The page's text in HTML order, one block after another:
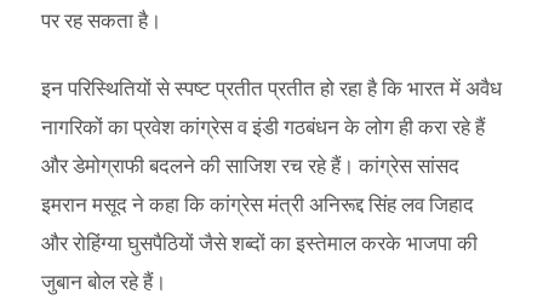
पर रह सकता है।
इन परिस्थितियों से स्पष्ट प्रतीत प्रतीत हो रहा है कि भारत में अवैध
नागरिकों का प्रवेश कांग्रेस व इंडी गठबंधन के लोग ही करा रहे हैं
और डेमोग्राफी बदलने की साजिश रच रहे हैं। कांग्रेस सांसद
इमरान मसूद ने कहा कि कांग्रेस मंत्री अनिरूद्द सिंह लव जिहाद
और रोहिंग्या घुसपैठियों जैसे शब्दों का इस्तेमाल करके भाजपा की
जुबान बोल रहे हैं।